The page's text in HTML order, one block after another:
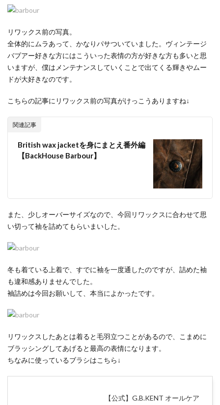
リワックス前の写真。
全体的にムラあって、かなりパサついていました。ヴィンテージ
バブアー好きな方にはこういった表情の方が好きな方も多いと思
いますが、僕はメンテナンスしていくことで出てくる輝きやムー
ドが大好きなのです。
こちらの記事にリワックス前の写真がけっこうありますね↓
関連記事
British wax jacketを身にまとえ番外編
【BackHouse Barbour】
また、少しオーバーサイズなので、今回リワックスに合わせて思
い切って袖を詰めてもらいまいした。
冬も着ている上着で、すでに袖を一度通したのですが、詰めた袖
も違和感ありませんでした。
袖詰めは今回お願いして、本当によかったです。
リワックスしたあとは着ると毛羽立つことがあるので、こまめに
ブラッシングしてあげると最高の表情になります。
ちなみに使っているブラシはこちら↓
【公式】G.B.KENT オールケア